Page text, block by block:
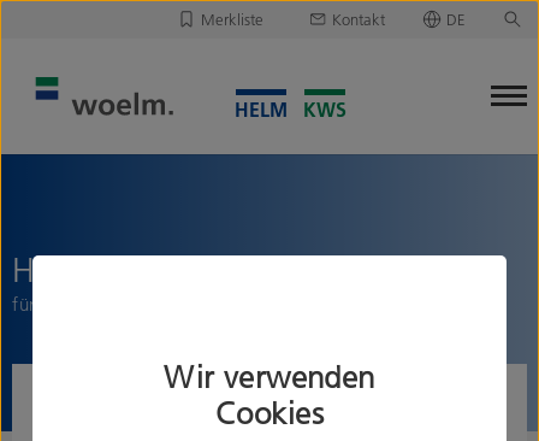
Wir verwenden
Cookies
Merkliste Kontakt DE
HELM GT-L Abdeckkappenpaar
für Laufschiene mit Abstandsprofilen und Blende